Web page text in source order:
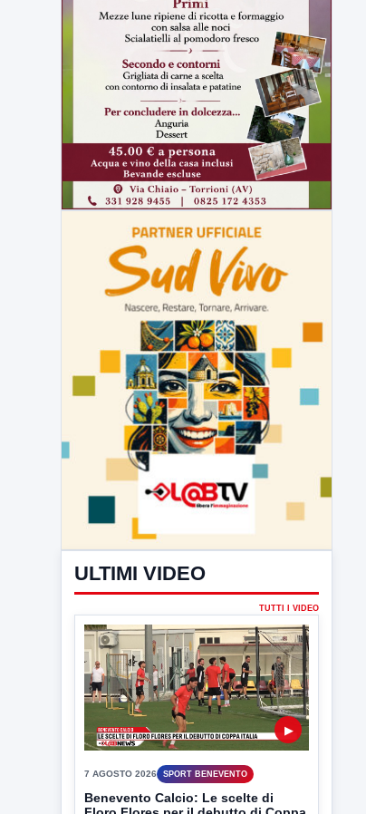
ULTIMI VIDEO
▶
7 AGOSTO 2026 SPORT BENEVENTO
Benevento Calcio: Le scelte di
Floro Flores per il debutto di Coppa
Il Benevento è pronto al debutto di Coppa
Italia. Scelte...